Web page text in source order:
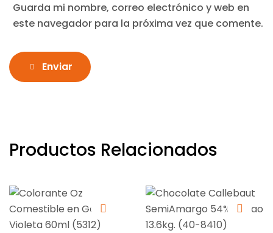
Guarda mi nombre, correo electrónico y web en
este navegador para la próxima vez que comente.
Enviar
Productos Relacionados